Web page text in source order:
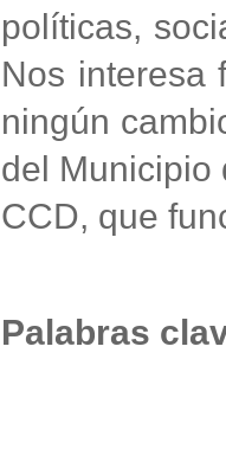
políticas,
Nos interesa
ningún
del Municipio
CCD, que
Palabras